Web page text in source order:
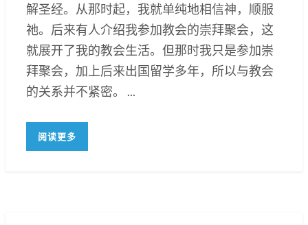
解圣经。从那时起，我就单纯地相信神，顺服
祂。后来有人介绍我参加教会的崇拜聚会，这
就展开了我的教会生活。但那时我只是参加崇
拜聚会，加上后来出国留学多年，所以与教会
的关系并不紧密。 ...
阅读更多